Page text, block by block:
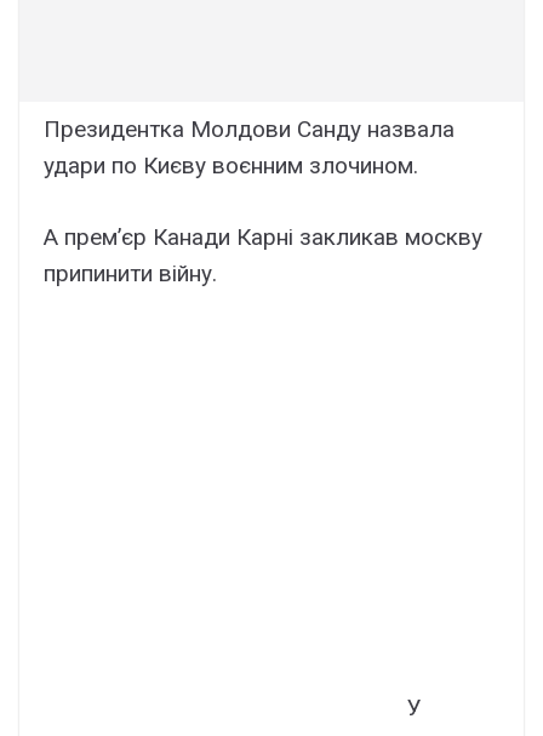
Президентка Молдови Санду назвала
удари по Києву воєнним злочином.
А прем’єр Канади Карні закликав москву
припинити війну.
У